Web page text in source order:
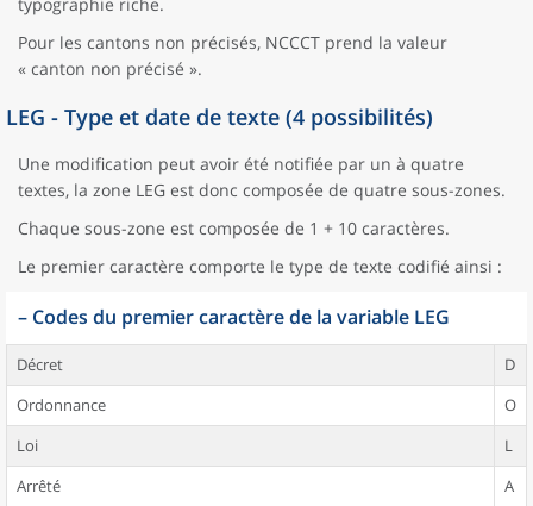
Pour les cantons non précisés, NCCCT prend la valeur
« canton non précisé ».
LEG - Type et date de texte (4 possibilités)
Une modification peut avoir été notifiée par un à quatre
textes, la zone LEG est donc composée de quatre sous-zones.
Chaque sous-zone est composée de 1 + 10 caractères.
Le premier caractère comporte le type de texte codifié ainsi :
– Codes du premier caractère de la variable LEG
Décret
D
Ordonnance
O
Loi
L
Arrêté
A